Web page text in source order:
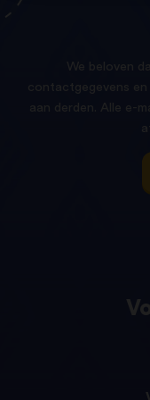
We beloven
contactgegevens
aan derden. Alle e-